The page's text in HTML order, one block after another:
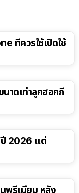
ที่ควรใช้เปิดใช้
นาดเท่าลูกฮอกกี้
ปี 2026 แต่
พรีเมียม หลัง